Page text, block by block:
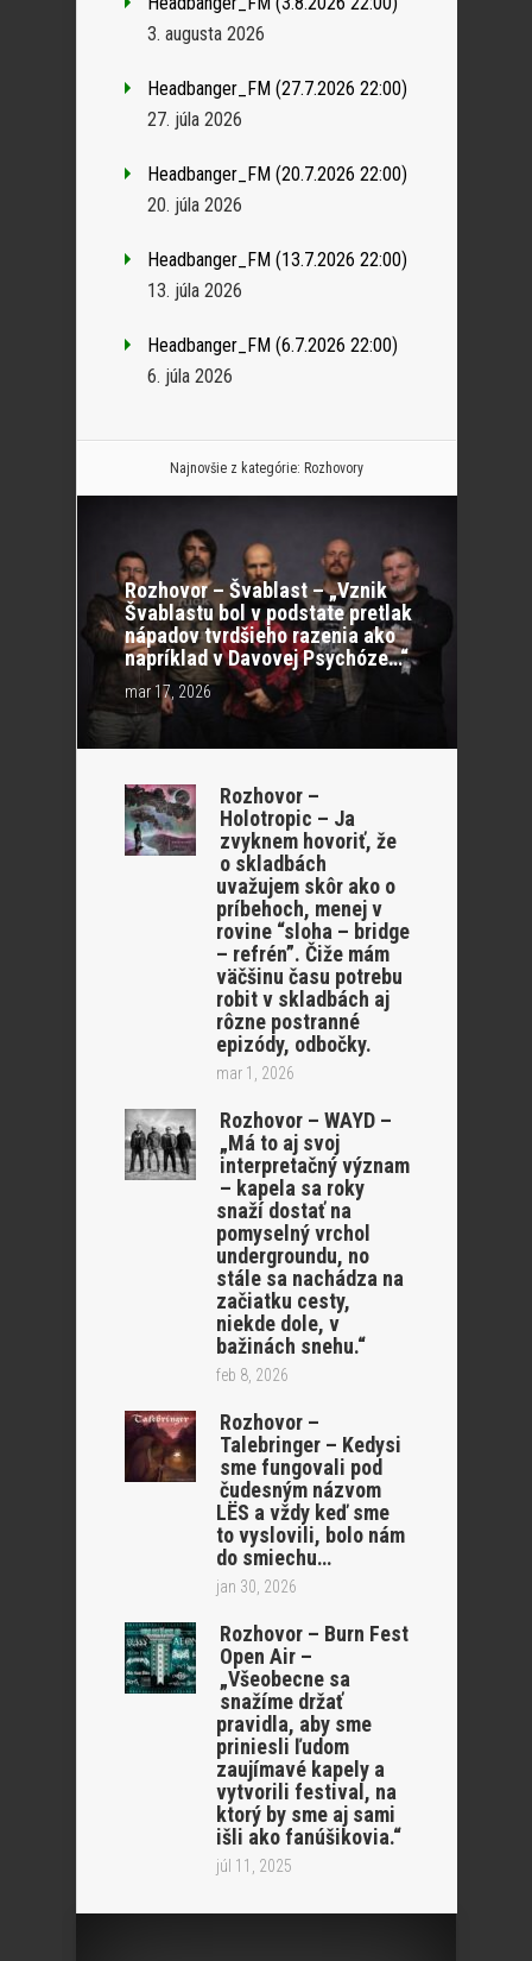
3. augusta 2026
Headbanger_FM (27.7.2026 22:00)
27. júla 2026
Headbanger_FM (20.7.2026 22:00)
20. júla 2026
Headbanger_FM (13.7.2026 22:00)
13. júla 2026
Headbanger_FM (6.7.2026 22:00)
6. júla 2026
Najnovšie z kategórie: Rozhovory
Rozhovor – Švablast – „Vznik
Švablastu bol v podstate pretlak
nápadov tvrdšieho razenia ako
napríklad v Davovej Psychóze…“
mar 17, 2026
Rozhovor –
Holotropic – Ja
zvyknem hovoriť, že
o skladbách
uvažujem skôr ako o
príbehoch, menej v
rovine “sloha – bridge
– refrén”. Čiže mám
väčšinu času potrebu
robit v skladbách aj
rôzne postranné
epizódy, odbočky.
mar 1, 2026
Rozhovor – WAYD –
„Má to aj svoj
interpretačný význam
– kapela sa roky
snaží dostať na
pomyselný vrchol
undergroundu, no
stále sa nachádza na
začiatku cesty,
niekde dole, v
bažinách snehu.“
feb 8, 2026
Rozhovor –
Talebringer – Kedysi
sme fungovali pod
čudesným názvom
LËS a vždy keď sme
to vyslovili, bolo nám
do smiechu…
jan 30, 2026
Rozhovor – Burn Fest
Open Air –
„Všeobecne sa
snažíme držať
pravidla, aby sme
priniesli ľudom
zaujímavé kapely a
vytvorili festival, na
ktorý by sme aj sami
išli ako fanúšikovia.“
júl 11, 2025